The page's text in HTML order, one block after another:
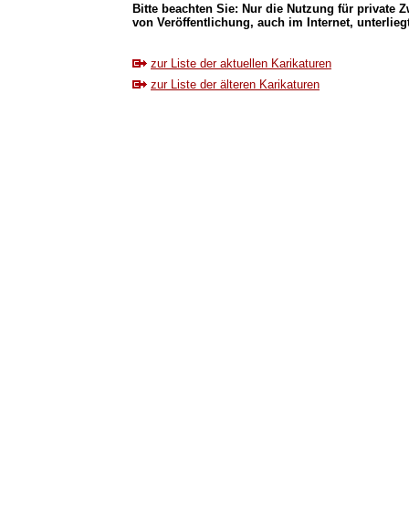
Bitte beachten Sie: Nur die Nutzung für private
von Veröffentlichung, auch im Internet,
zur Liste der aktuellen Karikaturen
zur Liste der älteren Karikaturen